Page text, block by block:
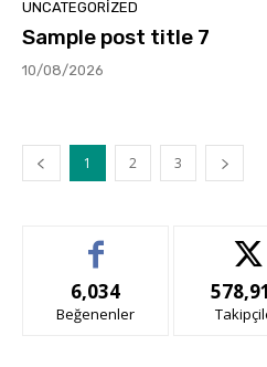
UNCATEGORIZED
Sample post title 7
10/08/2026
1 2 3
6,034
Beğenenler